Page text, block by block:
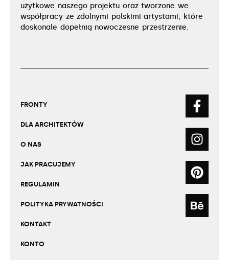
użytkowe naszego projektu oraz tworzone we
współpracy ze zdolnymi polskimi artystami, które
doskonale dopełnią nowoczesne przestrzenie.
FRONTY
DLA ARCHITEKTÓW
O NAS
JAK PRACUJEMY
REGULAMIN
POLITYKA PRYWATNOŚCI
KONTAKT
KONTO